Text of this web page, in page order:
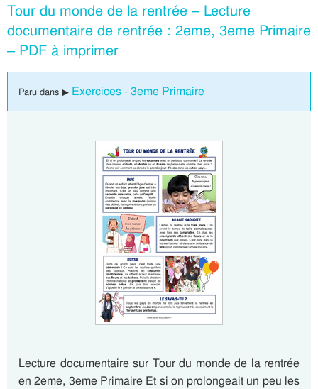
Tour du monde de la rentrée – Lecture
documentaire de rentrée : 2eme, 3eme Primaire
– PDF à imprimer
Paru dans ▶ Exercices - 3eme Primaire
Lecture documentaire sur Tour du monde de la rentrée
en 2eme, 3eme Primaire Et si on prolongeait un peu les